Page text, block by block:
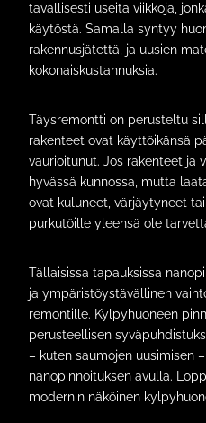
tavallisesti useita viikkoja,
käytöstä. Samalla syntyy
rakennusjätettä, ja uusien
kokonaiskustannuksia.
Täysremontti on perusteltu
rakenteet ovat käyttöikänsä
vaurioitunut. Jos rakenteet ja
hyvässä kunnossa, mutta
ovat kuluneet, värjäytyneet
purkutöille yleensä ole
Tällaisissa tapauksissa
ja ympäristöystävällinen
remontille. Kylpyhuoneen
perusteellisen
– kuten saumojen uusimisen
nanopinnoituksen avulla.
modernin näköinen